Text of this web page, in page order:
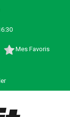
Mes Favoris